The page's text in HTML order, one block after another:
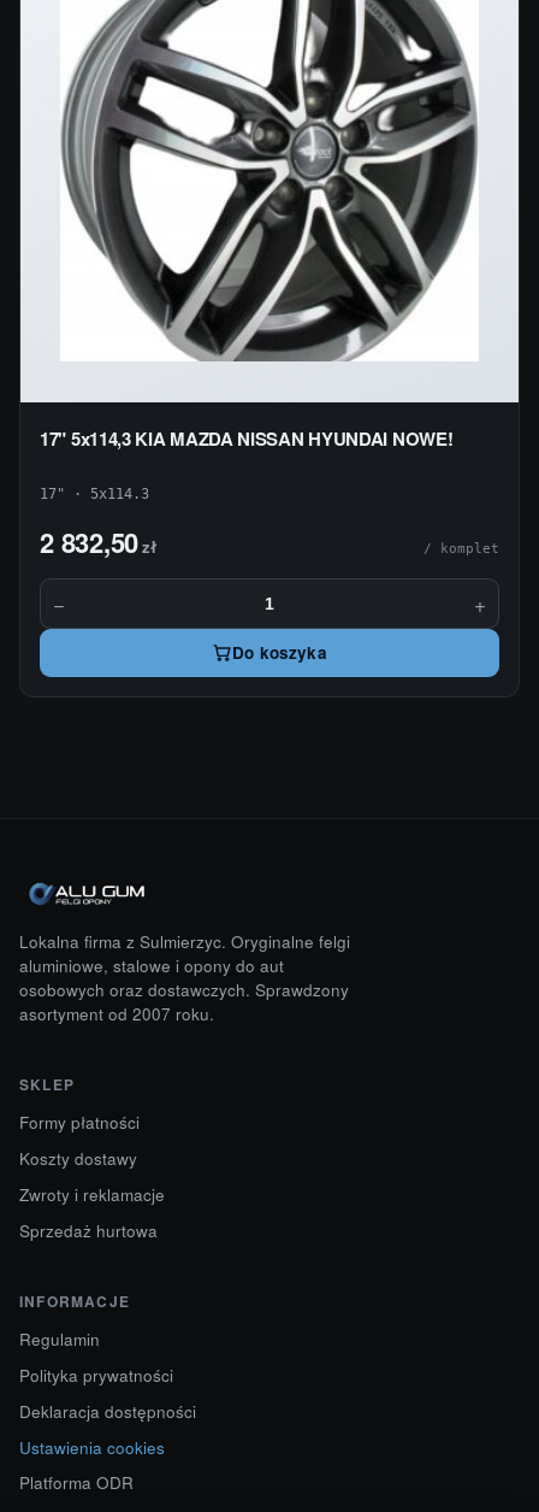
17" 5x114,3 KIA MAZDA NISSAN HYUNDAI NOWE!
17" · 5x114.3
2 832,50zł / komplet
− +
Do koszyka
Lokalna firma z Sulmierzyc. Oryginalne felgi
aluminiowe, stalowe i opony do aut
osobowych oraz dostawczych. Sprawdzony
asortyment od 2007 roku.
SKLEP
Formy płatności
Koszty dostawy
Zwroty i reklamacje
Sprzedaż hurtowa
INFORMACJE
Regulamin
Polityka prywatności
Deklaracja dostępności
Ustawienia cookies
Platforma ODR